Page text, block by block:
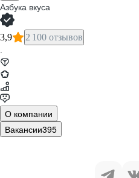
Азбука вкуса
3,9 2 100 отзывов
·
О компании
Вакансии395